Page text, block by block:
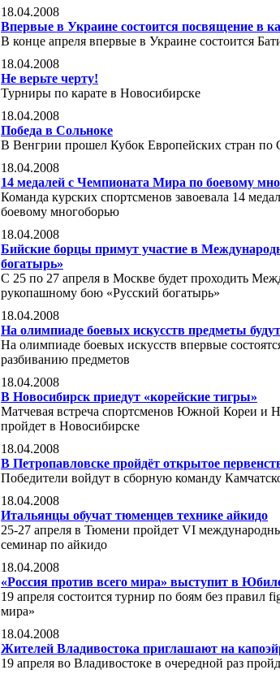
18.04.2008
Впервые в Украине состоится посвящение в
В конце апреля впервые в Украине состоится
18.04.2008
Не верьте черту!
Турниры по карате в Новосибирске
18.04.2008
Победа в Сольноке
В Венгрии прошел Кубок Европейских стран по
18.04.2008
14 медалей с Чемпионата Мира по боевому
Команда курских спортсменов завоевала 14
боевому многоборью
18.04.2008
Бийские борцы примут участие в
богатырь»
С 25 по 27 апреля в Москве будет проходить
рукопашному бою «Русский богатырь»
18.04.2008
На олимпиаде боевых искусств предметы
На олимпиаде боевых искусств впервые
разбиванию предметов
18.04.2008
В Новосибирск приедут «корейские тигры»
Матчевая встреча спортсменов Южной Кореи и
пройдет в Новосибирске
18.04.2008
В Петропавловске пройдёт открытое
Победители войдут в сборную команду
18.04.2008
Итальянцы обучат тюменцев технике айкидо
25-27 апреля в Тюмени пройдет VI
семинар по айкидо
18.04.2008
«Россия против всего мира» выступит в
19 апреля состоится турнир по боям без правил
мира»
18.04.2008
Жителей Владивостока приглашают на
19 апреля во Владивостоке в очередной раз